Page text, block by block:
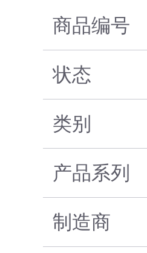
商品编号
状态
类别
产品系列
制造商